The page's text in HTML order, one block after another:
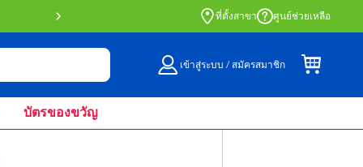
สั่งซื้อออนไลน์และรับที่หน้าร้านด้วย Click
ที่ตั้งสาขา ศูนย์ช่วยเหลือ
เข้าสู่ระบบ / สมัครสมาชิก
บัตรของขวัญ